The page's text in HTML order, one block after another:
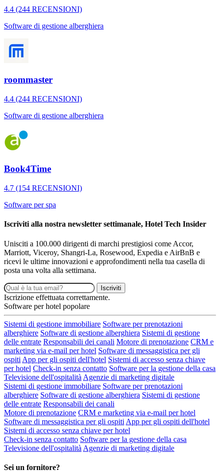
4.4 (244 RECENSIONI)
Software di gestione alberghiera
roommaster
4.4 (244 RECENSIONI)
Software di gestione alberghiera
Book4Time
4.7 (154 RECENSIONI)
Software per spa
Iscriviti alla nostra newsletter settimanale, Hotel Tech Insider
Unisciti a 100.000 dirigenti di marchi prestigiosi come Accor,
Marriott, Viceroy, Shangri-La, Rosewood, Expedia e AirBnB e
ricevi le ultime innovazioni e approfondimenti nella tua casella di
posta una volta alla settimana.
Iscriviti
Iscrizione effettuata correttamente.
Software per hotel popolare
Sistemi di gestione immobiliare Software per prenotazioni
alberghiere Software di gestione alberghiera Sistemi di gestione
delle entrate Responsabili dei canali Motore di prenotazione CRM e
marketing via e-mail per hotel Software di messaggistica per gli
ospiti App per gli ospiti dell'hotel Sistemi di accesso senza chiave
per hotel Check-in senza contatto Software per la gestione della casa
Televisione dell'ospitalità Agenzie di marketing digitale
Sistemi di gestione immobiliare Software per prenotazioni
alberghiere Software di gestione alberghiera Sistemi di gestione
delle entrate Responsabili dei canali
Motore di prenotazione CRM e marketing via e-mail per hotel
Software di messaggistica per gli ospiti App per gli ospiti dell'hotel
Sistemi di accesso senza chiave per hotel
Check-in senza contatto Software per la gestione della casa
Televisione dell'ospitalità Agenzie di marketing digitale
Sei un fornitore?